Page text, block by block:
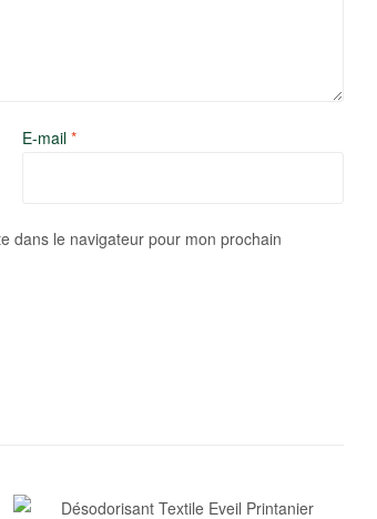
E-mail *
dans le navigateur pour mon prochain